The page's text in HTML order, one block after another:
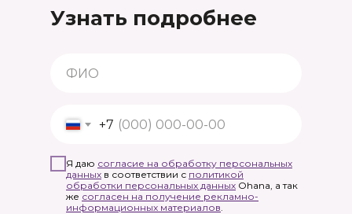
Узнать подробнее
+7
Я даю согласие на обработку персональных
данных в соответствии с политикой
обработки персональных данных Ohana, а так
же согласен на получение рекламно-
информационных материалов